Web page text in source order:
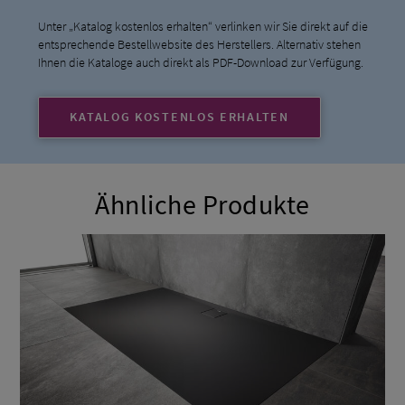
Unter „Katalog kostenlos erhalten“ verlinken wir Sie direkt auf die
entsprechende Bestellwebsite des Herstellers. Alternativ stehen
Ihnen die Kataloge auch direkt als PDF-Download zur Verfügung.
KATALOG KOSTENLOS ERHALTEN
Ähnliche Produkte